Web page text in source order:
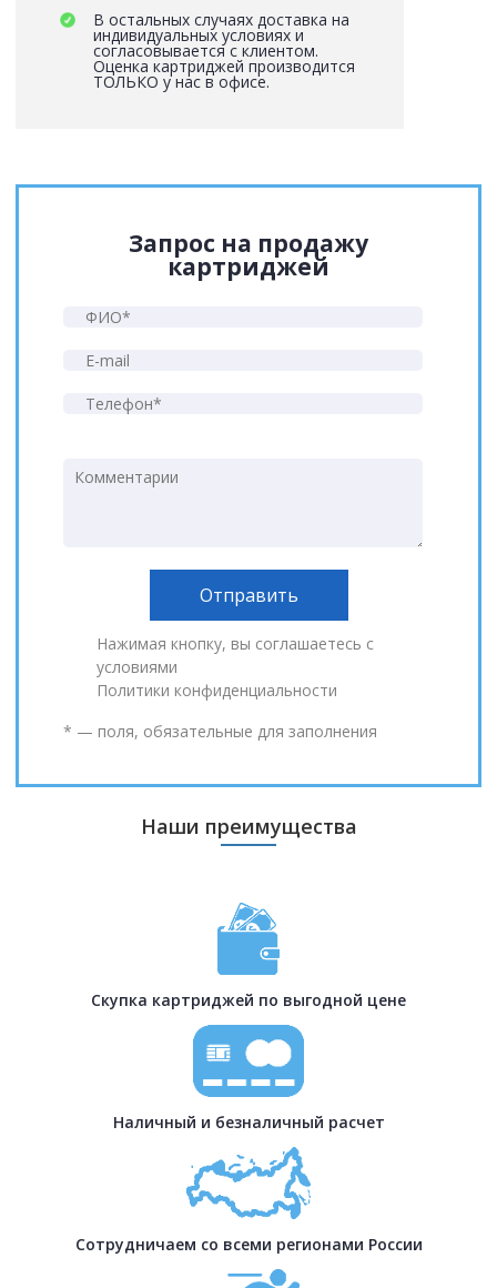
В остальных случаях доставка на
индивидуальных условиях и
согласовывается с клиентом.
Оценка картриджей производится
ТОЛЬКО у нас в офисе.
Запрос на продажу
картриджей
Нажимая кнопку, вы соглашаетесь с
условиями
Политики конфиденциальности
* — поля, обязательные для заполнения
Наши преимущества
Скупка картриджей по выгодной цене
Наличный и безналичный расчет
Сотрудничаем со всеми регионами России